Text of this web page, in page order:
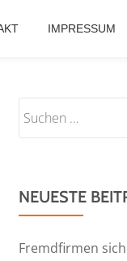
IMPRESSUM
NEUESTE
Fremdfirmen